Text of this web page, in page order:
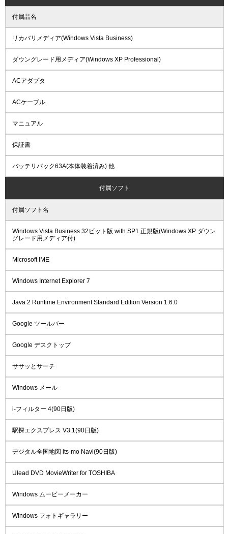
付属品名
リカバリメディア(Windows Vista Business)
ダウングレード用メディア(Windows XP Professional)
ACアダプタ
ACケーブル
マニュアル
保証書
バッテリパック63A(本体装着済み) 他
付属ソフト
付属ソフト名
Windows Vista Business 32ビット版 with SP1 正規版(Windows XP ダウン
グレード用メディア付)
Microsoft IME
Windows Internet Explorer 7
Java 2 Runtime Environment Standard Edition Version 1.6.0
Google ツールバー
Google デスクトップ
ササッとサーチ
Windows メール
i-フィルター 4(90日版)
駅探エクスプレス V3.1(90日版)
デジタル全国地図 its-mo Navi(90日版)
Ulead DVD MovieWriter for TOSHIBA
Windows ムービーメーカー
Windows フォトギャラリー